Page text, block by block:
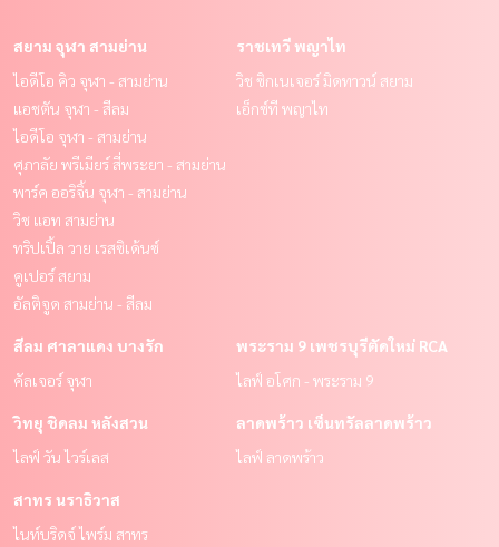
สยาม จุฬา สามย่าน
ไอดีโอ คิว จุฬา - สามย่าน
แอชตัน จุฬา - สีลม
ไอดีโอ จุฬา - สามย่าน
ศุภาลัย พรีเมียร์ สี่พระยา - สามย่าน
พาร์ค ออริจิ้น จุฬา - สามย่าน
วิช แอท สามย่าน
ทริปเปิ้ล วาย เรสซิเด้นซ์
คูเปอร์ สยาม
อัลติจูด สามย่าน - สีลม
ราชเทวี พญาไท
วิช ซิกเนเจอร์ มิดทาวน์ สยาม
เอ็กซ์ที พญาไท
สีลม ศาลาแดง บางรัก
คัลเจอร์ จุฬา
พระราม 9 เพชรบุรีตัดใหม่ RCA
ไลฟ์ อโศก - พระราม 9
วิทยุ ชิดลม หลังสวน
ไลฟ์ วัน ไวร์เลส
ลาดพร้าว เซ็นทรัลลาดพร้าว
ไลฟ์ ลาดพร้าว
สาทร นราธิวาส
ไนท์บริดจ์ ไพร์ม สาทร